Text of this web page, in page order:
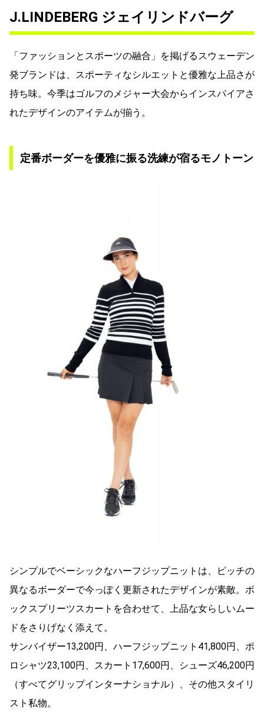
J.LINDEBERG ジェイリンドバーグ
「ファッションとスポーツの融合」を掲げるスウェーデン
発ブランドは、スポーティなシルエットと優雅な上品さが
持ち味。今季はゴルフのメジャー大会からインスパイアさ
れたデザインのアイテムが揃う。
定番ボーダーを優雅に振る洗練が宿るモノトーン
シンプルでベーシックなハーフジップニットは、ピッチの
異なるボーダーで今っぽく更新されたデザインが素敵。ボ
ックスプリーツスカートを合わせて、上品な女らしいムー
ドをさりげなく添えて。
サンバイザー13,200円、ハーフジップニット41,800円、ポ
ロシャツ23,100円、スカート17,600円、シューズ46,200円
（すべてグリップインターナショナル）、その他スタイリ
スト私物。